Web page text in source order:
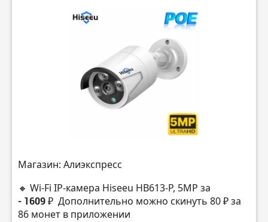
Магазин: Алиэкспресс
🔸 Wi-Fi IP-камера Hiseeu HB613-P, 5МР за
- 1609 ₽ Дополнительно можно скинуть 80 ₽ за
86 монет в приложении